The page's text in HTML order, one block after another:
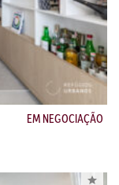
EM NEGOCIAÇÃO